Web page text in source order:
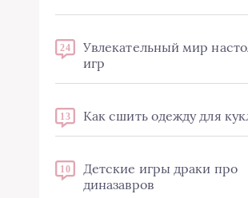
24
Увлекательный мир
игр
13 Как сшить одежду для
10
Детские игры драки про
диназавров